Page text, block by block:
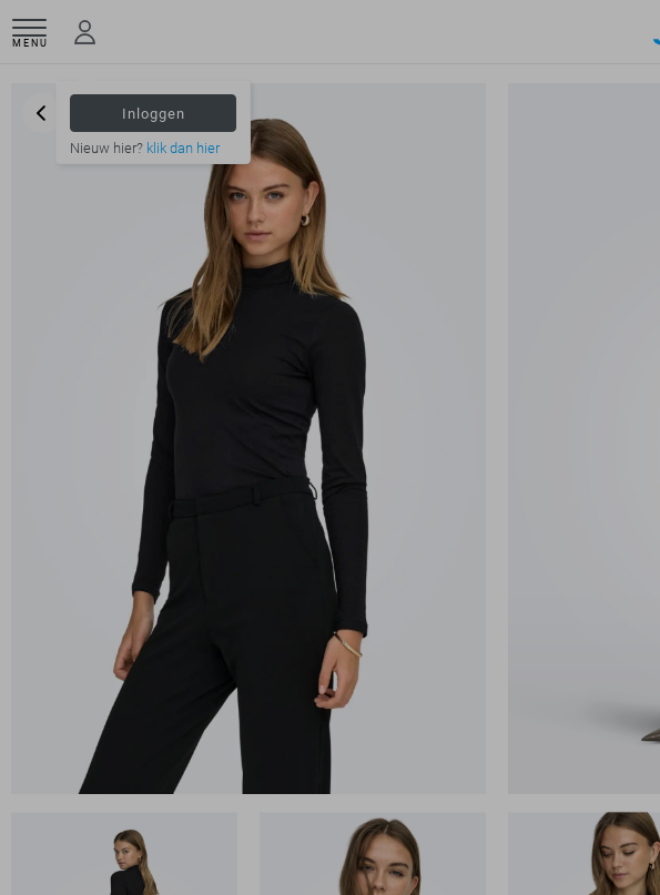
MENU
Inloggen
Nieuw hier? klik dan hier